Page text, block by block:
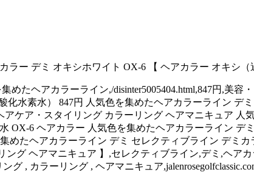
ー デミ オキシホワイト OX-6 【 ヘアカラー オキシ（
たヘアカラーライン,/disinter5005404.html,847円,美
化水素水） 847円 人気色を集めたヘアカラーライン デ
ケア・スタイリング カラーリング ヘアマニキュア 人
OX-6 ヘアカラー 人気色を集めたヘアカラーライン デ
めたヘアカラーライン デミ セレクティブライン デミ
グ ヘアマニキュア 】,セレクティブライン,デミ,ヘア
グ , カラーリング , ヘアマニキュア